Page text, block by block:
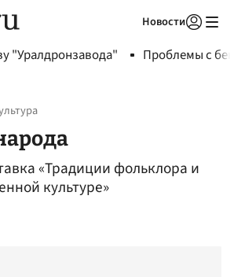
Новости
"Уралдронзавода" Проблемы с
«Традиции фольклора и
культуре»